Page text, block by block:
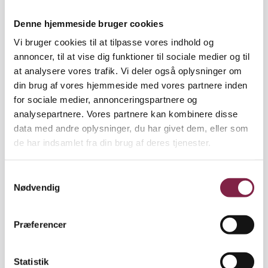
Denne hjemmeside bruger cookies
Vi bruger cookies til at tilpasse vores indhold og
annoncer, til at vise dig funktioner til sociale medier og til
at analysere vores trafik. Vi deler også oplysninger om
din brug af vores hjemmeside med vores partnere inden
for sociale medier, annonceringspartnere og
analysepartnere. Vores partnere kan kombinere disse
data med andre oplysninger, du har givet dem, eller som
de har indsamlet fra din brug af deres tjenester.
Nødvendig
Præferencer
Statistik
bliver der færre af, når der kun er én pædagog på
Nye tal understreger ond cirkel: Ikke
overraskende, at pædagoger søger væk
De dårligere vilkår, ene-pædagogerne oplever, kan
forværre rekrutteringsproblemer i institutioner, der
i forvejen mangler pædagoger, advarer Unni Lind.
”Det er klart, at i det øjeblik, der er pædagogmangel,
og pædagogerne kan vælge og vrage mellem
hvor man udvikler sig fagligt, har rammerne til at
arbejdsplads ikke har de vilkår, så skal man altså
risikoen er, at man ikke kan holde til at stå alene